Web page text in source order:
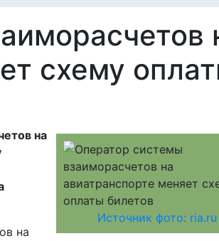
схему
Источник фото: ria.ru
на
на